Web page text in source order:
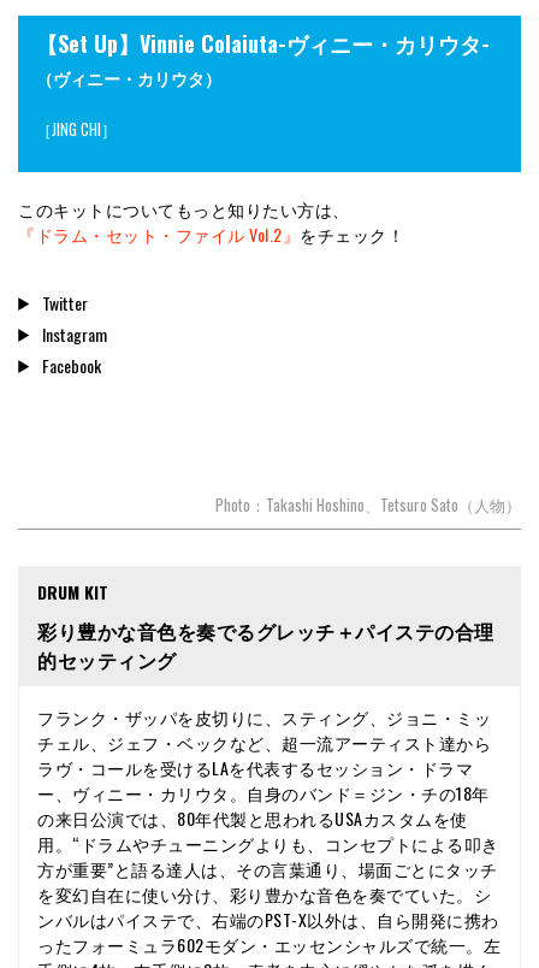
【Set Up】Vinnie Colaiuta-ヴィニー・カリウタ-
（ヴィニー・カリウタ）
［JING CHI］
このキットについてもっと知りたい方は、
『ドラム・セット・ファイル Vol.2』 をチェック！
Twitter
Instagram
Facebook
Photo：Takashi Hoshino、Tetsuro Sato（人物）
DRUM KIT
彩り豊かな音色を奏でるグレッチ＋パイステの合理
的セッティング
フランク・ザッパを皮切りに、スティング、ジョニ・ミッ
チェル、ジェフ・ベックなど、超一流アーティスト達から
ラヴ・コールを受けるLAを代表するセッション・ドラマ
ー、ヴィニー・カリウタ。自身のバンド＝ジン・チの18年
の来日公演では、80年代製と思われるUSAカスタムを使
用。“ドラムやチューニングよりも、コンセプトによる叩き
方が重要”と語る達人は、その言葉通り、場面ごとにタッチ
を変幻自在に使い分け、彩り豊かな音色を奏でていた。シ
ンバルはパイステで、右端のPST-X以外は、自ら開発に携わ
ったフォーミュラ602モダン・エッセンシャルズで統一。左